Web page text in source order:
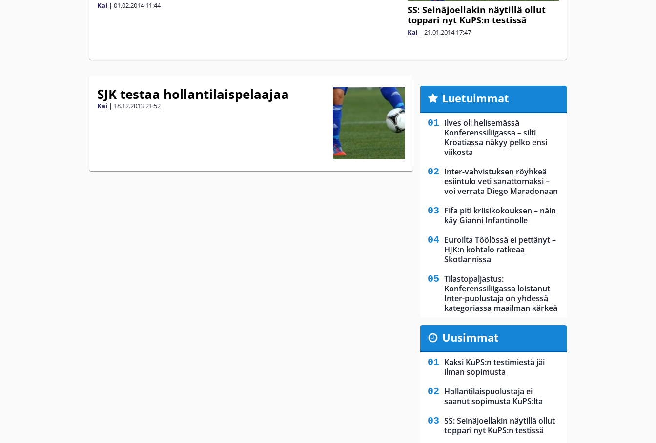
Kai | 01.02.2014 11:44
SS: Seinäjoellakin näytillä ollut
toppari nyt KuPS:n testissä
Kai | 21.01.2014 17:47
SJK testaa hollantilaispelaajaa
Kai | 18.12.201321:52
Luetuimmat
Ilves oli helisemässä
Konferenssiliigassa – silti
Kroatiassa näkyy pelko ensi
viikosta
Inter-vahvistuksen röyhkeä
esiintulo veti sanattomaksi –
voi verrata Diego Maradonaan
Fifa piti kriisikokouksen – näin
käy Gianni Infantinolle
Euroilta Töölössä ei pettänyt –
HJK:n kohtalo ratkeaa
Skotlannissa
Tilastopaljastus:
Konferenssiliigassa loistanut
Inter-puolustaja on yhdessä
kategoriassa maailman kärkeä
Uusimmat
Kaksi KuPS:n testimiestä jäi
ilman sopimusta
Hollantilaispuolustaja ei
saanut sopimusta KuPS:lta
SS: Seinäjoellakin näytillä ollut
toppari nyt KuPS:n testissä